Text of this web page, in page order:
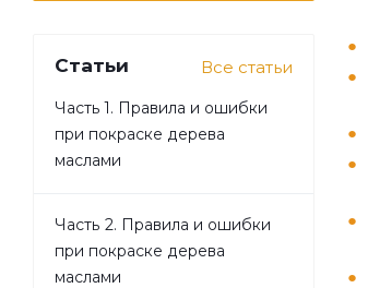
Статьи Все статьи
Часть 1. Правила и ошибки
при покраске дерева
маслами
Часть 2. Правила и ошибки
при покраске дерева
маслами